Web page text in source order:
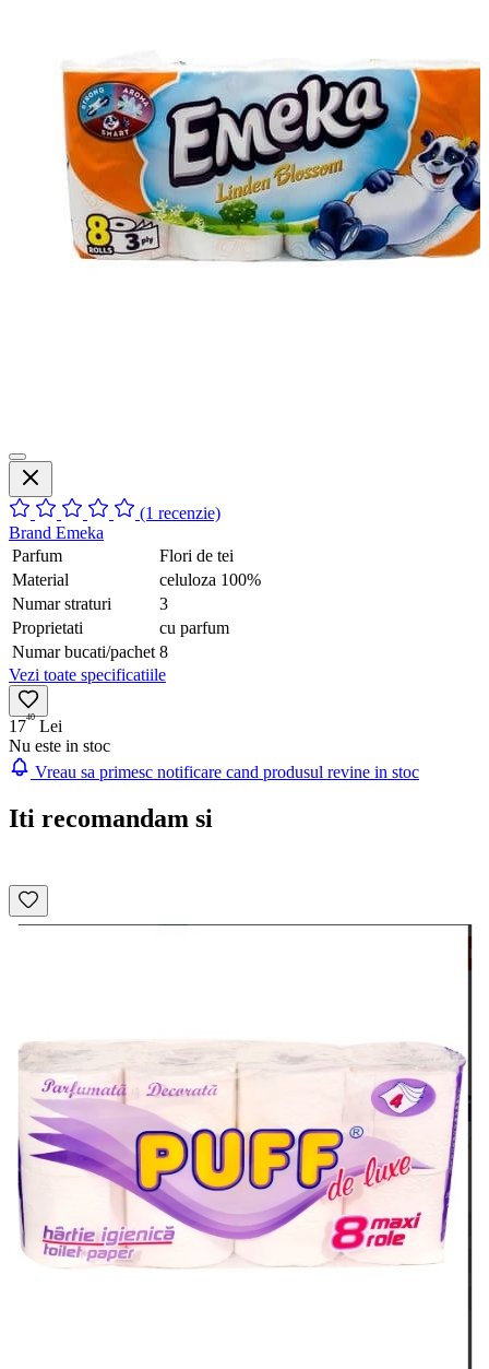
(1 recenzie)
Brand Emeka
Parfum
Flori de tei
Material
celuloza 100%
Numar straturi
3
Proprietati
cu parfum
Numar bucati/pachet 8
Vezi toate specificatiile
1740 Lei
Nu este in stoc
Vreau sa primesc notificare cand produsul revine in stoc
Iti recomandam si